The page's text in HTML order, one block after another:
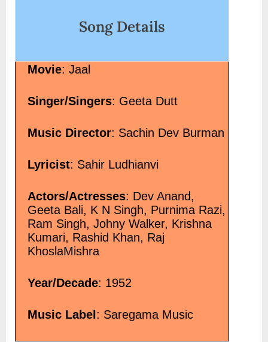
Karobaar”</span> »</a></p>
Song Details
Movie: Jaal
Singer/Singers: Geeta Dutt
Music Director: Sachin Dev Burman
Lyricist: Sahir Ludhianvi
Actors/Actresses: Dev Anand,
Geeta Bali, K N Singh, Purnima Razi,
Ram Singh, Johny Walker, Krishna
Kumari, Rashid Khan, Raj
KhoslaMishra
Year/Decade: 1952
Music Label : Saregama Music